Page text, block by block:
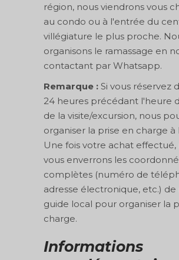
région, nous viendrons vous
au condo ou à l'entrée du
villégiature le plus proche.
organisons le ramassage en
contactant par Whatsapp.
Remarque : Si vous réservez
24 heures précédant l'heure
de la visite/excursion, nous
organiser la prise en charge à
Une fois votre achat effectué,
vous enverrons les
complètes (numéro de
adresse électronique, etc.)
guide local pour organiser la
charge.
Informations